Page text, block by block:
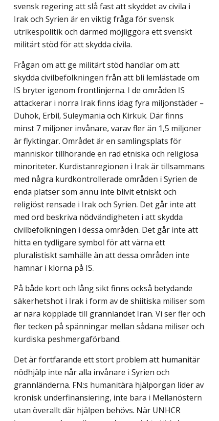
svensk regering att slå fast att skyddet av civila i
Irak och Syrien är en viktig fråga för svensk
utrikespolitik och därmed möjliggöra ett svenskt
militärt stöd för att skydda civila.
Frågan om att ge militärt stöd handlar om att
skydda civilbefolkningen från att bli lemlästade om
IS bryter igenom frontlinjerna. I de områden IS
attackerar i norra Irak finns idag fyra miljonstäder –
Duhok, Erbil, Suleymania och Kirkuk. Där finns
minst 7 miljoner invånare, varav fler än 1,5 miljoner
är flyktingar. Området är en samlingsplats för
människor tillhörande en rad etniska och religiösa
minoriteter. Kurdistanregionen i Irak är tillsammans
med några kurdkontrollerade områden i Syrien de
enda platser som ännu inte blivit etniskt och
religiöst rensade i Irak och Syrien. Det går inte att
med ord beskriva nödvändigheten i att skydda
civilbefolkningen i dessa områden. Det går inte att
hitta en tydligare symbol för att värna ett
pluralistiskt samhälle än att dessa områden inte
hamnar i klorna på IS.
På både kort och lång sikt finns också betydande
säkerhetshot i Irak i form av de shiitiska miliser som
är nära kopplade till grannlandet Iran. Vi ser fler och
fler tecken på spänningar mellan sådana miliser och
kurdiska peshmergaförband.
Det är fortfarande ett stort problem att humanitär
nödhjälp inte når alla invånare i Syrien och
grannländerna. FN:s humanitära hjälporgan lider av
kronisk underfinansiering, inte bara i Mellanöstern
utan överallt där hjälpen behövs. När UNHCR